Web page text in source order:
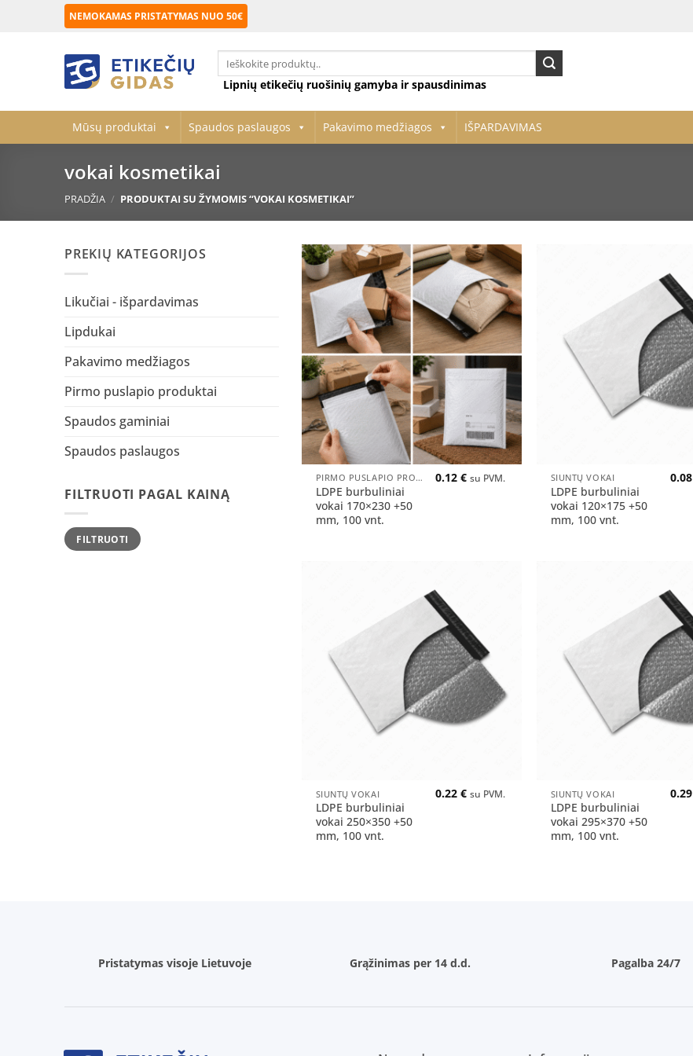
NEMOKAMAS PRISTATYMAS NUO 50€
Ieškoti:
Lipnių etikečių ruošinių gamyba ir spausdinimas
Mūsų produktai Spaudos paslaugos Pakavimo medžiagos IŠPARDAVIMAS
vokai kosmetikai
PRADŽIA / PRODUKTAI SU ŽYMOMIS “VOKAI KOSMETIKAI”
PREKIŲ KATEGORIJOS
Likučiai - išpardavimas
Lipdukai
Pakavimo medžiagos
Pirmo puslapio produktai
Spaudos gaminiai
Spaudos paslaugos
FILTRUOTI PAGAL KAINĄ
Min
kaina
Maks
kainaFILTRUOTI
Pridėti
į norų
sąrašą
+
PIRMO PUSLAPIO PRODUKTAI
LDPE burbuliniai
vokai 170×230 +50
mm, 100 vnt.
0.12 € su PVM. SIUNTŲ VOKAI
LDPE burbuliniai
vokai 120×175 +50
mm, 100 vnt.
0.08
SIUNTŲ VOKAI
LDPE burbuliniai
vokai 250×350 +50
mm, 100 vnt.
0.22 € su PVM. SIUNTŲ VOKAI
LDPE burbuliniai
vokai 295×370 +50
mm, 100 vnt.
0.29
Pristatymas visoje Lietuvoje Grąžinimas per 14 d.d. Pagalba 24/7